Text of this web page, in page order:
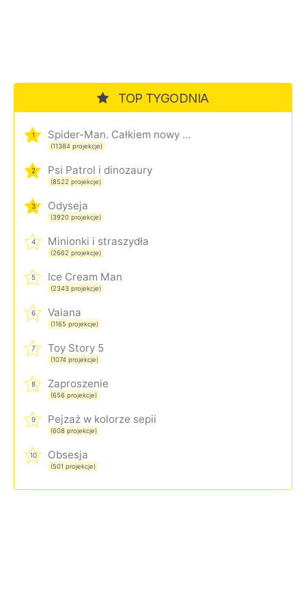
TOP TYGODNIA
1 Spider-Man. Całkiem nowy dzień
(11384 projekcje)
2 Psi Patrol i dinozaury
(8522 projekcje)
3 Odyseja
(3920 projekcje)
4 Minionki i straszydła
(2662 projekcje)
5 Ice Cream Man
(2343 projekcje)
6 Vaiana
(1165 projekcje)
7 Toy Story 5
(1074 projekcje)
8 Zaproszenie
(656 projekcje)
9 Pejzaż w kolorze sepii
(608 projekcje)
10 Obsesja
(501 projekcje)